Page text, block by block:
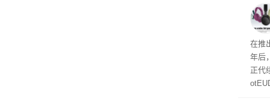
日
69亿
曝
在推
年后
正代